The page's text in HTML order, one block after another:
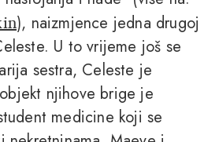
), naizmjence jedna drugoj
U to vrijeme još se
sestra, Celeste je
njihove brige je
medicine koji se